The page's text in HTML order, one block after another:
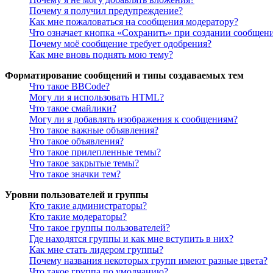
Почему я получил предупреждение?
Как мне пожаловаться на сообщения модератору?
Что означает кнопка «Сохранить» при создании
Почему моё сообщение требует одобрения?
Как мне вновь поднять мою тему?
Форматирование сообщений и типы создаваемых тем
Что такое BBCode?
Могу ли я использовать HTML?
Что такое смайлики?
Могу ли я добавлять изображения к сообщениям?
Что такое важные объявления?
Что такое объявления?
Что такое прилепленные темы?
Что такое закрытые темы?
Что такое значки тем?
Уровни пользователей и группы
Кто такие администраторы?
Кто такие модераторы?
Что такое группы пользователей?
Где находятся группы и как мне вступить в них?
Как мне стать лидером группы?
Почему названия некоторых групп имеют разные цвета?